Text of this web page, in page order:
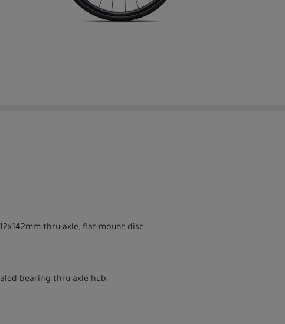
thru-axle, flat-mount disc
bearing thru axle hub,